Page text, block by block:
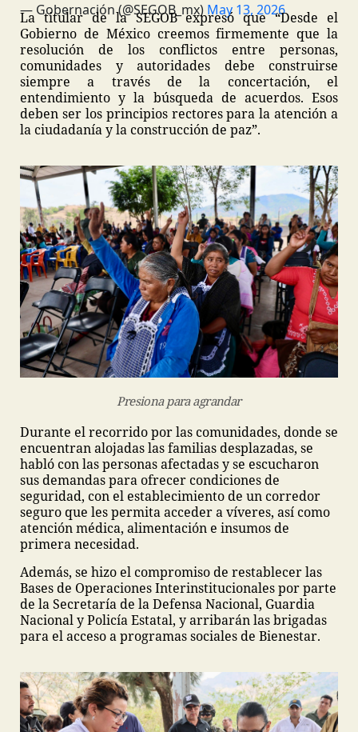
— Gobernación (@SEGOB_mx) May 13, 2026
La titular de la SEGOB expresó que “Desde el
Gobierno de México creemos firmemente que la
resolución de los conflictos entre personas,
comunidades y autoridades debe construirse
siempre a través de la concertación, el
entendimiento y la búsqueda de acuerdos. Esos
deben ser los principios rectores para la atención a
la ciudadanía y la construcción de paz”.
Presiona para agrandar
Durante el recorrido por las comunidades, donde se
encuentran alojadas las familias desplazadas, se
habló con las personas afectadas y se escucharon
sus demandas para ofrecer condiciones de
seguridad, con el establecimiento de un corredor
seguro que les permita acceder a víveres, así como
atención médica, alimentación e insumos de
primera necesidad.
Además, se hizo el compromiso de restablecer las
Bases de Operaciones Interinstitucionales por parte
de la Secretaría de la Defensa Nacional, Guardia
Nacional y Policía Estatal, y arribarán las brigadas
para el acceso a programas sociales de Bienestar.